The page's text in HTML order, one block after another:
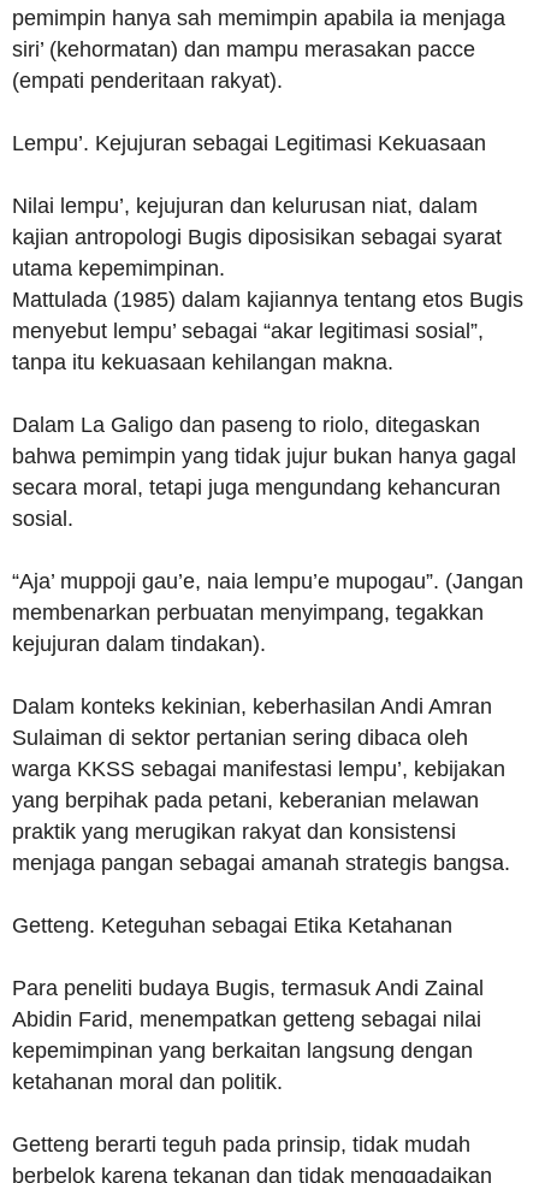
pemimpin hanya sah memimpin apabila ia menjaga
siri’ (kehormatan) dan mampu merasakan pacce
(empati penderitaan rakyat).
Lempu’. Kejujuran sebagai Legitimasi Kekuasaan
Nilai lempu’, kejujuran dan kelurusan niat, dalam
kajian antropologi Bugis diposisikan sebagai syarat
utama kepemimpinan.
Mattulada (1985) dalam kajiannya tentang etos Bugis
menyebut lempu’ sebagai “akar legitimasi sosial”,
tanpa itu kekuasaan kehilangan makna.
Dalam La Galigo dan paseng to riolo, ditegaskan
bahwa pemimpin yang tidak jujur bukan hanya gagal
secara moral, tetapi juga mengundang kehancuran
sosial.
“Aja’ muppoji gau’e, naia lempu’e mupogau”. (Jangan
membenarkan perbuatan menyimpang, tegakkan
kejujuran dalam tindakan).
Dalam konteks kekinian, keberhasilan Andi Amran
Sulaiman di sektor pertanian sering dibaca oleh
warga KKSS sebagai manifestasi lempu’, kebijakan
yang berpihak pada petani, keberanian melawan
praktik yang merugikan rakyat dan konsistensi
menjaga pangan sebagai amanah strategis bangsa.
Getteng. Keteguhan sebagai Etika Ketahanan
Para peneliti budaya Bugis, termasuk Andi Zainal
Abidin Farid, menempatkan getteng sebagai nilai
kepemimpinan yang berkaitan langsung dengan
ketahanan moral dan politik.
Getteng berarti teguh pada prinsip, tidak mudah
berbelok karena tekanan dan tidak menggadaikan